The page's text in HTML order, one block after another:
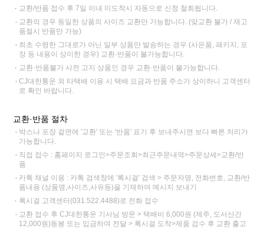
교환/반품 접수 후 7일 이내 미도착시 자동으로 신청 철회됩니다.
교환의 경우 동일한 상품의 사이즈 교환만 가능합니다. (맞교환 불가 / 재고
품절시 반품만 가능)
최초 수령한 그대로가 아닌 일부 상품만 발송하는 경우 (사은품, 패키지, 포
장 등 내용이 상이한 경우) 교환·반품이 불가능합니다.
교환·반품불가 사전 고지 상품인 경우 교환·반품이 불가능합니다.
CJ대한통운 외 타택배 이용 시 택배 요금과 반품 주소가 상이하니 고객센터
로 확인 바랍니다.
교환·반품 절차
박스나 포장 겉면에 '교환' 또는 '반품' 표기 후 보내주시면 보다 빠른 처리가
가능합니다.
직접 접수 : 홈페이지 로그인>주문조회>최근주문내역>주문상세>교환/반
품
카톡 채널 이용 : 카톡 검색창에 '록시걸' 검색 > 주문자명, 전화번호, 교환/반
품내용 (상품명,사이즈,사유등)을 기재하여 메시지 보내기
록시걸 고객센터(031.522.4488)로 전화 접수
교환 접수 후 CJ대한통운 기사님 방문 > 택배비 6,000원 (제주, 도서산간
12,000원)동봉 또는 입금하여 전달 > 록시걸 도착>제품 검수 후 교환 출고